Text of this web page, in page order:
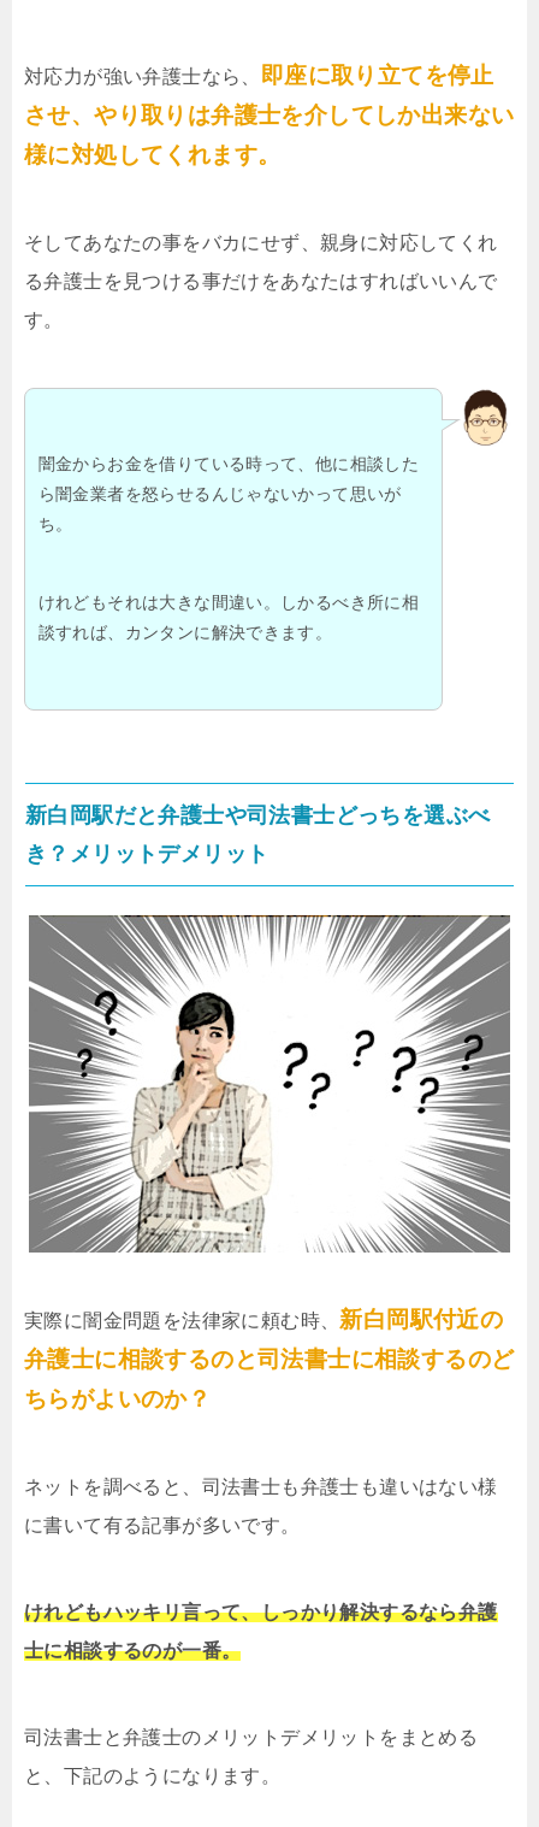
対応力が強い弁護士なら、 即座に取り立てを停止
させ、やり取りは弁護士を介してしか出来ない
様に対処してくれます。
そしてあなたの事をバカにせず、親身に対応してくれ
る弁護士を見つける事だけをあなたはすればいいんで
す。
闇金からお金を借りている時って、他に相談した
ら闇金業者を怒らせるんじゃないかって思いが
ち。
けれどもそれは大きな間違い。しかるべき所に相
談すれば、カンタンに解決できます。
新白岡駅だと弁護士や司法書士どっちを選ぶべ
き？メリットデメリット
実際に闇金問題を法律家に頼む時、 新白岡駅付近の
弁護士に相談するのと司法書士に相談するのど
ちらがよいのか？
ネットを調べると、司法書士も弁護士も違いはない様
に書いて有る記事が多いです。
けれどもハッキリ言って、しっかり解決するなら弁護
士に相談するのが一番。
司法書士と弁護士のメリットデメリットをまとめる
と、下記のようになります。